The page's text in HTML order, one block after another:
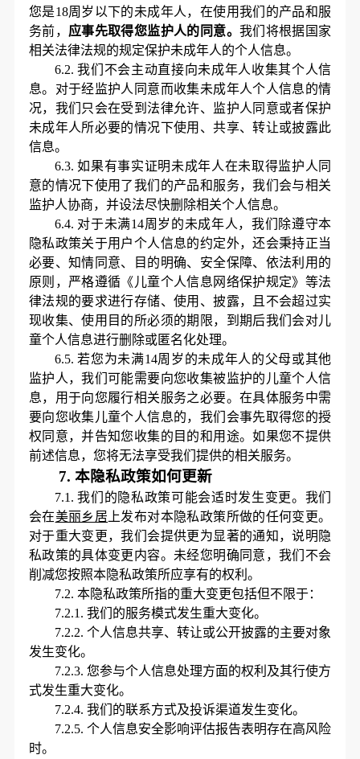
您是18周岁以下的未成年人，在使用我们的产品和服
务前， 应事先取得您监护人的同意。 我们将根据国家
相关法律法规的规定保护未成年人的个人信息。
6.2.我们不会主动直接向未成年人收集其个人信
息。对于经监护人同意而收集未成年人个人信息的情
况，我们只会在受到法律允许、监护人同意或者保护
未成年人所必要的情况下使用、共享、转让或披露此
信息。
6.3.如果有事实证明未成年人在未取得监护人同
意的情况下使用了我们的产品和服务，我们会与相关
监护人协商，并设法尽快删除相关个人信息。
6.4. 对于未满14周岁的未成年人，我们除遵守本
隐私政策关于用户个人信息的约定外，还会秉持正当
必要、知情同意、目的明确、安全保障、依法利用的
原则，严格遵循《儿童个人信息网络保护规定》等法
律法规的要求进行存储、使用、披露，且不会超过实
现收集、使用目的所必须的期限，到期后我们会对儿
童个人信息进行删除或匿名化处理。
6.5.若您为未满14周岁的未成年人的父母或其他
监护人，我们可能需要向您收集被监护的儿童个人信
息，用于向您履行相关服务之必要。在具体服务中需
要向您收集儿童个人信息的，我们会事先取得您的授
权同意，并告知您收集的目的和用途。如果您不提供
前述信息，您将无法享受我们提供的相关服务。
7.本隐私政策如何更新
7.1.我们的隐私政策可能会适时发生变更。我们
会在美丽乡居 上发布对本隐私政策所做的任何变更。
对于重大变更，我们会提供更为显著的通知 ，说明隐
私政策的具体变更内容。未经您明确同意，我们不会
削减您按照本隐私政策所应享有的权利。
7.2. 本隐私政策所指的重大变更包括但不限于：
7.2.1. 我们的服务模式发生重大变化。
7.2.2. 个人信息共享、转让或公开披露的主要对象
发生变化。
7.2.3. 您参与个人信息处理方面的权利及其行使方
式发生重大变化。
7.2.4. 我们的联系方式及投诉渠道发生变化。
7.2.5. 个人信息安全影响评估报告表明存在高风险
时。